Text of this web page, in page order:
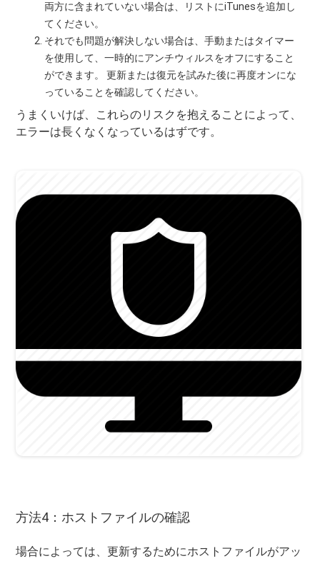
両方に含まれていない場合は、リストにiTunesを追加し
てください。
それでも問題が解決しない場合は、手動またはタイマー
を使用して、一時的にアンチウィルスをオフにすること
ができます。 更新または復元を試みた後に再度オンにな
っていることを確認してください。
うまくいけば、これらのリスクを抱えることによって、
エラーは長くなくなっているはずです。
方法4：ホストファイルの確認
場合によっては、更新するためにホストファイルがアッ